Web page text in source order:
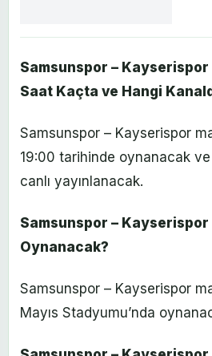
Samsunspor – Kayserispor
Saat Kaçta ve Hangi
Samsunspor – Kayserispor
19:00 tarihinde oynanacak ve
canlı yayınlanacak.
Samsunspor – Kayserispor
Oynanacak?
Samsunspor – Kayserispor
Mayıs Stadyumu’nda